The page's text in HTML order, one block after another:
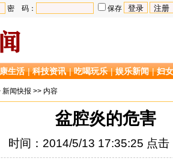
密 码： 保存
生活 |科技资讯 |吃喝玩乐 |娱乐新闻 |妇
新闻快报 >> 内容
盆腔炎的危害
时间：2014/5/13 17:35:25 点击